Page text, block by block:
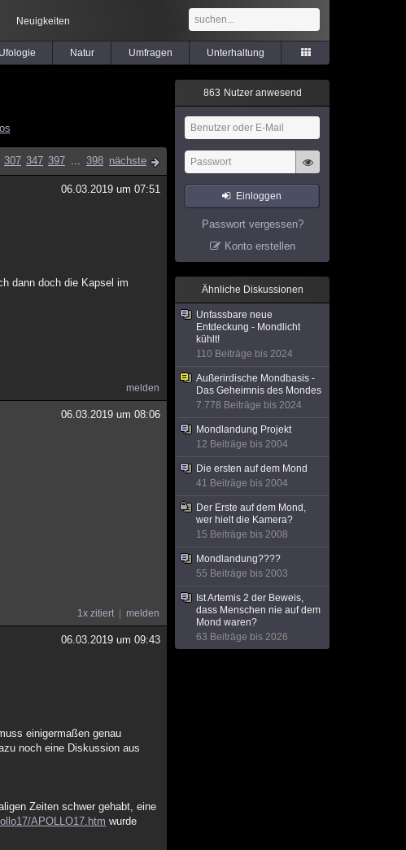
Neuigkeiten
Ufologie Natur Umfragen Unterhaltung
307 347 397 ... 398 nächste
06.03.2019 um 07:51
dann doch die Kapsel im
melden
06.03.2019 um 08:06
1x zitiert melden
06.03.2019 um 09:43
einigermaßen genau
noch eine Diskussion aus
Zeiten schwer gehabt, eine
APOLLO17.htm wurde
863 Nutzer anwesend
Einloggen
Passwort vergessen?
Konto erstellen
Ähnliche Diskussionen
Unfassbare neue
Entdeckung - Mondlicht
kühlt!
110 Beiträge bis 2024
Außerirdische Mondbasis -
Das Geheimnis des Mondes
7.778 Beiträge bis 2024
Mondlandung Projekt
12 Beiträge bis 2004
Die ersten auf dem Mond
41 Beiträge bis 2004
Der Erste auf dem Mond,
wer hielt die Kamera?
15 Beiträge bis 2008
Mondlandung????
55 Beiträge bis 2003
Ist Artemis 2 der Beweis,
dass Menschen nie auf dem
Mond waren?
63 Beiträge bis 2026